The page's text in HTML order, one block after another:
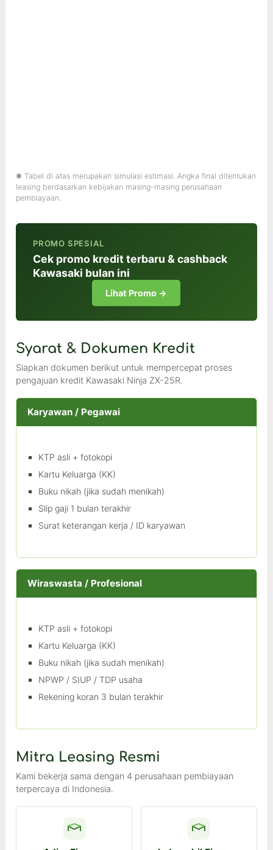
✱ Tabel di atas merupakan simulasi estimasi. Angka final ditentukan
leasing berdasarkan kebijakan masing-masing perusahaan
pembiayaan.
PROMO SPESIAL
Cek promo kredit terbaru & cashback
Kawasaki bulan ini
Lihat Promo →
Syarat & Dokumen Kredit
Siapkan dokumen berikut untuk mempercepat proses
pengajuan kredit Kawasaki Ninja ZX-25R.
Karyawan / Pegawai
KTP asli + fotokopi
Kartu Keluarga (KK)
Buku nikah (jika sudah menikah)
Slip gaji 1 bulan terakhir
Surat keterangan kerja / ID karyawan
Wiraswasta / Profesional
KTP asli + fotokopi
Kartu Keluarga (KK)
Buku nikah (jika sudah menikah)
NPWP / SIUP / TDP usaha
Rekening koran 3 bulan terakhir
Mitra Leasing Resmi
Kami bekerja sama dengan 4 perusahaan pembiayaan
terpercaya di Indonesia.